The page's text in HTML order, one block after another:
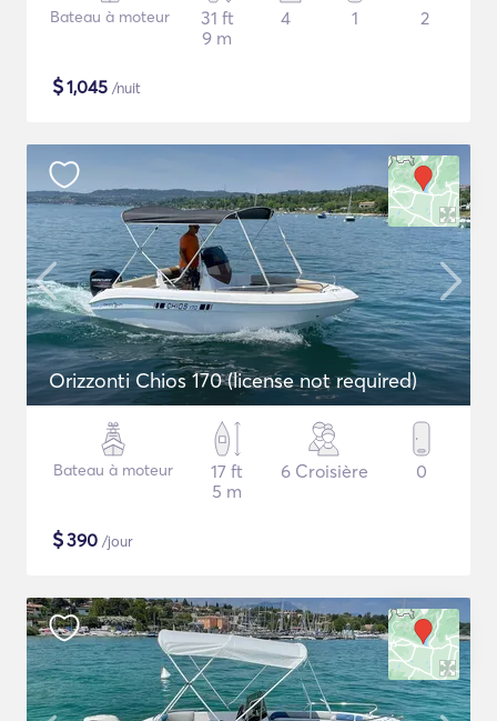
Bateau à moteur
31 ft
9 m
4 1 2
$1,045 /nuit
Orizzonti Chios 170 (license not required)
Bateau à moteur
17 ft
5 m
6 Croisière 0
$390 /jour